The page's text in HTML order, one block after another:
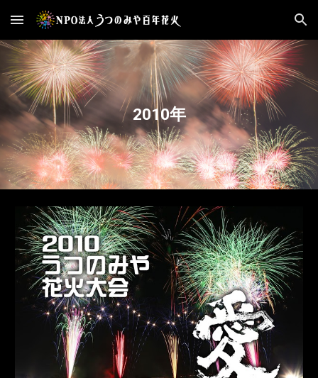
Skip to main content Skip to navigation
2010年